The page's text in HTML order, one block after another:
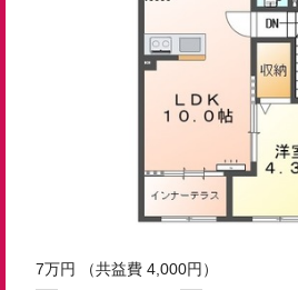
7万円
（共益費 4,000円）